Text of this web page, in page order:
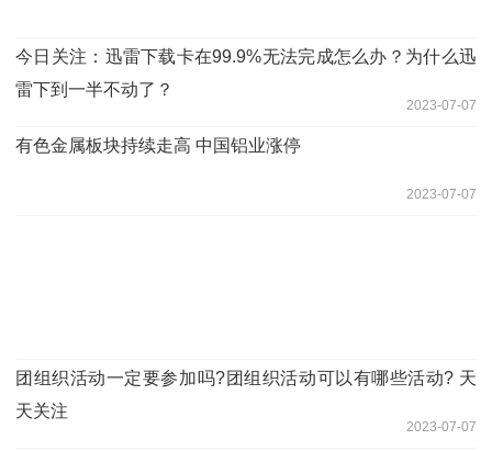
今日关注：迅雷下载卡在99.9%无法完成怎么办？为什么迅
雷下到一半不动了？
2023-07-07
有色金属板块持续走高 中国铝业涨停
2023-07-07
团组织活动一定要参加吗?团组织活动可以有哪些活动? 天
天关注
2023-07-07